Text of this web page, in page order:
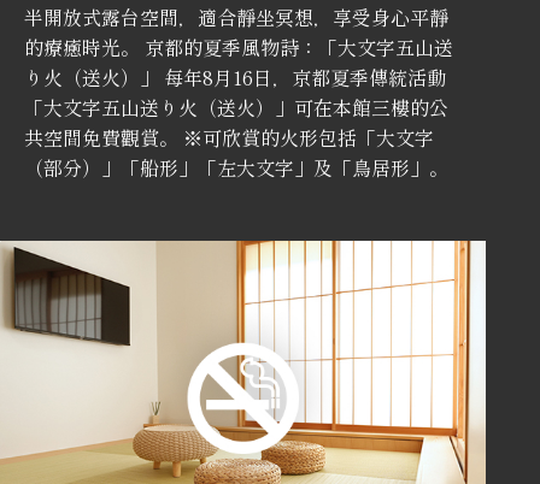
半開放式露台空間，適合靜坐冥想，享受身心平靜
的療癒時光。 京都的夏季風物詩：「大文字五山送
り火（送火）」 每年8月16日，京都夏季傳統活動
「大文字五山送り火（送火）」可在本館三樓的公
共空間免費觀賞。 ※可欣賞的火形包括「大文字
（部分）」「船形」「左大文字」及「鳥居形」。